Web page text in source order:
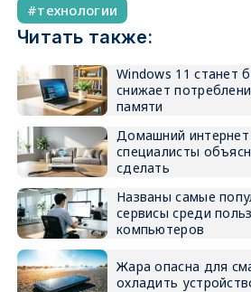
технологии
Читать также:
Windows 11 станет
снижает
памяти
Домашний интернет
специалисты
сделать
Названы самые
сервисы среди
компьютеров
Жара опасна для
охладить